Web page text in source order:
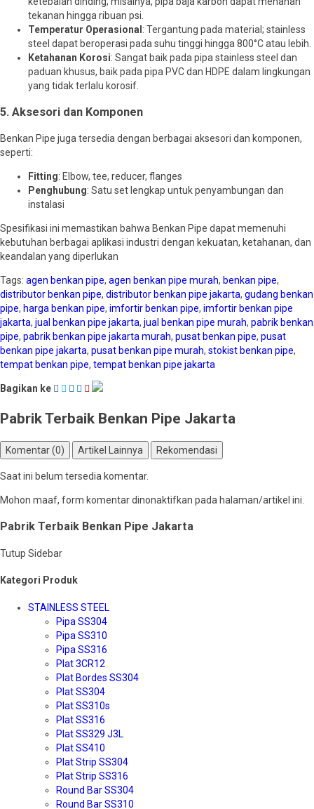
tekanan hingga ribuan psi.
Temperatur Operasional: Tergantung pada material; stainless
steel dapat beroperasi pada suhu tinggi hingga 800°C atau lebih.
Ketahanan Korosi: Sangat baik pada pipa stainless steel dan
paduan khusus, baik pada pipa PVC dan HDPE dalam lingkungan
yang tidak terlalu korosif.
5. Aksesori dan Komponen
Benkan Pipe juga tersedia dengan berbagai aksesori dan komponen,
seperti:
Fitting: Elbow, tee, reducer, flanges
Penghubung: Satu set lengkap untuk penyambungan dan
instalasi
Spesifikasi ini memastikan bahwa Benkan Pipe dapat memenuhi
kebutuhan berbagai aplikasi industri dengan kekuatan, ketahanan, dan
keandalan yang diperlukan
Tags: agen benkan pipe, agen benkan pipe murah, benkan pipe,
distributor benkan pipe, distributor benkan pipe jakarta, gudang benkan
pipe, harga benkan pipe, imfortir benkan pipe, imfortir benkan pipe
jakarta, jual benkan pipe jakarta, jual benkan pipe murah, pabrik benkan
pipe, pabrik benkan pipe jakarta murah, pusat benkan pipe, pusat
benkan pipe jakarta, pusat benkan pipe murah, stokist benkan pipe,
tempat benkan pipe, tempat benkan pipe jakarta
Bagikan ke
Pabrik Terbaik Benkan Pipe Jakarta
Komentar (0) Artikel Lainnya Rekomendasi
Saat ini belum tersedia komentar.
Mohon maaf, form komentar dinonaktifkan pada halaman/artikel ini.
Pabrik Terbaik Benkan Pipe Jakarta
Tutup Sidebar
Kategori Produk
STAINLESS STEEL
Pipa SS304
Pipa SS310
Pipa SS316
Plat 3CR12
Plat Bordes SS304
Plat SS304
Plat SS310s
Plat SS316
Plat SS329 J3L
Plat SS410
Plat Strip SS304
Plat Strip SS316
Round Bar SS304
Round Bar SS310